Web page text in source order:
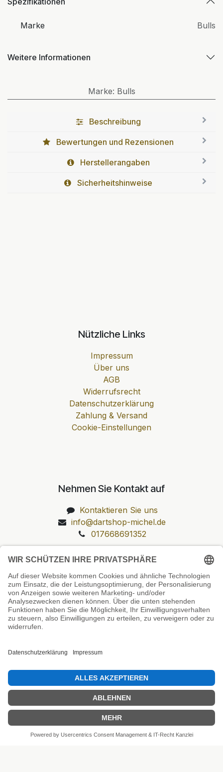
Marke Bulls
Weitere Informationen
Marke: Bulls
Beschreibung
Bewertungen und Rezensionen
Herstellerangaben
Sicherheitshinweise
Nützliche Links
Impressum
Über uns
AGB
Widerrufsrecht
Datenschutzerklärung
Zahlung & Versand
Cookie-Einstellungen
Nehmen Sie Kontakt auf
Kontaktieren Sie uns
info@dartshop-michel.de
017668691352
Unsere Prüfsiegel